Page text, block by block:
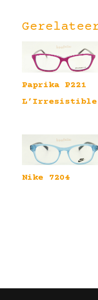
Paprika P221
L’Irresistible
Nike 7204